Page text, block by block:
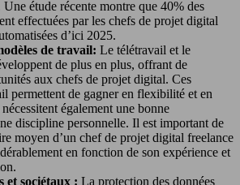
étude récente montre que 40% des
effectuées par les chefs de projet digital
d’ici 2025.
de travail: Le télétravail et le
de plus en plus, offrant de
aux chefs de projet digital. Ces
permettent de gagner en flexibilité et en
également une bonne
discipline personnelle. Il est important de
moyen d’un chef de projet digital freelance
en fonction de son expérience et
et sociétaux : La protection des données